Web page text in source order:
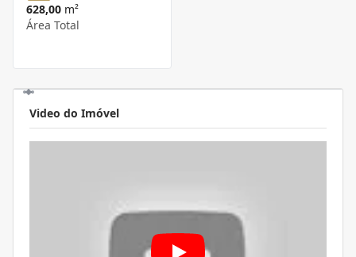
628,00 m²
Área Total
Video do Imóvel